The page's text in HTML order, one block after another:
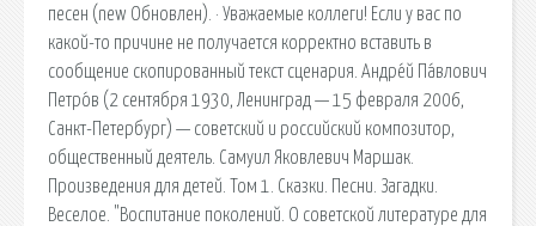
песен (new Обновлен). · Уважаемые коллеги! Если у вас по
какой-то причине не получается корректно вставить в
сообщение скопированный текст сценария. Андре́й Па́влович
Петро́в (2 сентября 1930, Ленинград — 15 февраля 2006,
Санкт-Петербург) — советский и российский композитор,
общественный деятель. Самуил Яковлевич Маршак.
Произведения для детей. Том 1. Сказки. Песни. Загадки.
Веселое. "Воспитание поколений. О советской литературе для